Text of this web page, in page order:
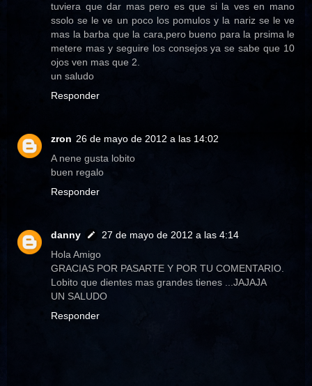
tuviera que dar mas pero es que si la ves en mano
ssolo se le ve un poco los pomulos y la nariz se le ve
mas la barba que la cara,pero bueno para la prsima le
metere mas y seguire los consejos ya se sabe que 10
ojos ven mas que 2.
un saludo
Responder
zron 26 de mayo de 2012 a las 14:02
A nene gusta lobito
buen regalo
Responder
danny
27 de mayo de 2012 a las 4:14
Hola Amigo
GRACIAS POR PASARTE Y POR TU COMENTARIO.
Lobito que dientes mas grandes tienes ...JAJAJA
UN SALUDO
Responder